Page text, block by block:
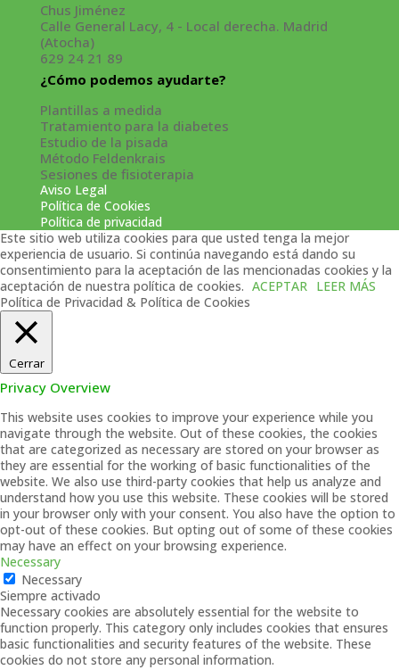
Chus Jiménez
Calle General Lacy, 4 - Local derecha. Madrid
(Atocha)
629 24 21 89
¿Cómo podemos ayudarte?
Plantillas a medida
Tratamiento para la diabetes
Estudio de la pisada
Método Feldenkrais
Sesiones de fisioterapia
Aviso Legal
Política de Cookies
Política de privacidad
Este sitio web utiliza cookies para que usted tenga la mejor
experiencia de usuario. Si continúa navegando está dando su
consentimiento para la aceptación de las mencionadas cookies y la
aceptación de nuestra política de cookies. ACEPTAR LEER MÁS
Política de Privacidad & Política de Cookies
Cerrar
Privacy Overview
This website uses cookies to improve your experience while you
navigate through the website. Out of these cookies, the cookies
that are categorized as necessary are stored on your browser as
they are essential for the working of basic functionalities of the
website. We also use third-party cookies that help us analyze and
understand how you use this website. These cookies will be stored
in your browser only with your consent. You also have the option to
opt-out of these cookies. But opting out of some of these cookies
may have an effect on your browsing experience.
Necessary
Necessary
Siempre activado
Necessary cookies are absolutely essential for the website to
function properly. This category only includes cookies that ensures
basic functionalities and security features of the website. These
cookies do not store any personal information.